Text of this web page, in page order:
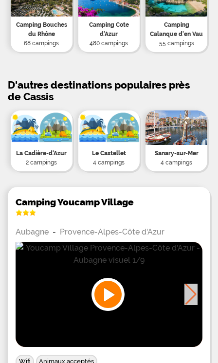
Camping Bouches
du Rhône
68 campings
Camping Cote
d'Azur
480 campings
Camping
Calanque d'en Vau
55 campings
D'autres destinations populaires près
de Cassis
La Cadière-d'Azur
2 campings
Le Castellet
4 campings
Sanary-sur-Mer
4 campings
Camping Youcamp Village
Aubagne - Provence-Alpes-Côte d'Azur
Wifi Animaux acceptés